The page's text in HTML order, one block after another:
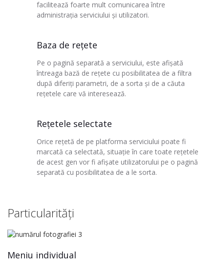
facilitează foarte mult comunicarea între
administrația serviciului și utilizatori.
Baza de rețete
Pe o pagină separată a serviciului, este afișată
întreaga bază de rețete cu posibilitatea de a filtra
după diferiți parametri, de a sorta și de a căuta
rețetele care vă interesează.
Rețetele selectate
Orice rețetă de pe platforma serviciului poate fi
marcată ca selectată, situație în care toate rețetele
de acest gen vor fi afișate utilizatorului pe o pagină
separată cu posibilitatea de a le sorta.
Particularități
Meniu individual